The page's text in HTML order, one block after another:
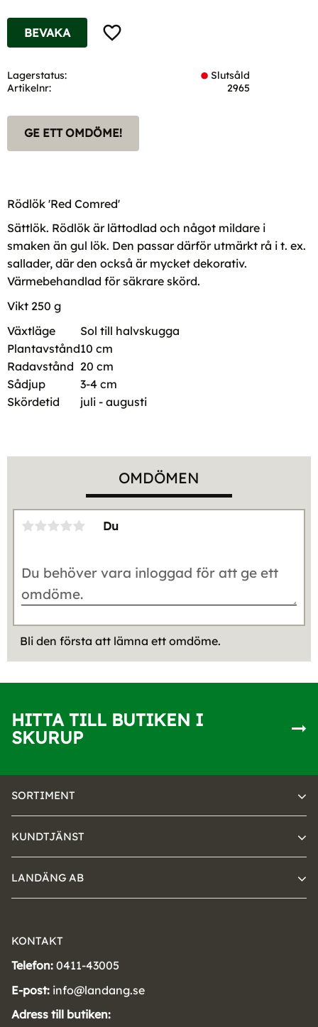
Lägg till i favoriter
BEVAKA
Lagerstatus
Slutsåld
Artikelnr
2965
GE ETT OMDÖME!
Rödlök 'Red Comred'
Sättlök. Rödlök är lättodlad och något mildare i
smaken än gul lök. Den passar därför utmärkt rå i t. ex.
sallader, där den också är mycket dekorativ.
Värmebehandlad för säkrare skörd.
Vikt 250 g
Växtläge
Sol till halvskugga
Plantavstånd10 cm
Radavstånd 20 cm
Sådjup
3-4 cm
Skördetid
juli - augusti
OMDÖMEN
Du
Bli den första att lämna ett omdöme.
HITTA TILL BUTIKEN I
SKURUP
SORTIMENT
KUNDTJÄNST
LANDÄNG AB
KONTAKT
Telefon: 0411-43005
E-post: info@landang.se
Adress till butiken: